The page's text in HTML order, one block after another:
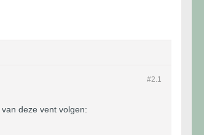
#2. 1
deze vent volgen: